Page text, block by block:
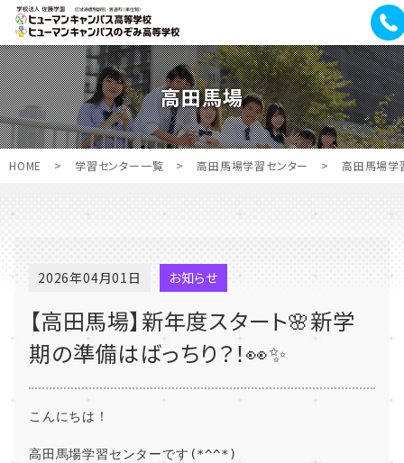
高田馬場
HOME > 学習センター一覧 > 高田馬場学習センター > 高田馬場学
2026年04月01日 お知らせ
【高田馬場】新年度スタート🌸新学
期の準備はばっちり？！👀✨
こんにちは！
高田馬場学習センターです(*^^*)